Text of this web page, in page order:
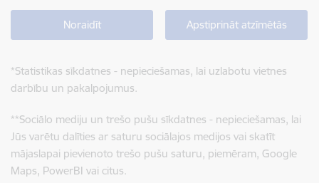
Noraidīt Apstiprināt atzīmētās
*Statistikas sīkdatnes - nepieciešamas, lai uzlabotu vietnes
darbību un pakalpojumus.
**Sociālo mediju un trešo pušu sīkdatnes - nepieciešamas, lai
Jūs varētu dalīties ar saturu sociālajos medijos vai skatīt
mājaslapai pievienoto trešo pušu saturu, piemēram, Google
Maps, PowerBI vai citus.